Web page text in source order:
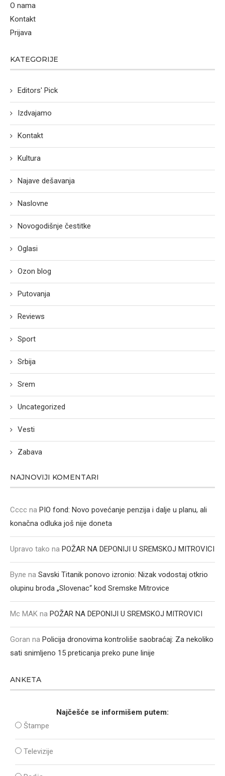
O nama
Kontakt
Prijava
KATEGORIJE
Editors' Pick
Izdvajamo
Kontakt
Kultura
Najave dešavanja
Naslovne
Novogodišnje čestitke
Oglasi
Ozon blog
Putovanja
Reviews
Sport
Srbija
Srem
Uncategorized
Vesti
Zabava
NAJNOVIJI KOMENTARI
Cccc na PIO fond: Novo povećanje penzija i dalje u planu, ali
konačna odluka još nije doneta
Upravo tako na POŽAR NA DEPONIJI U SREMSKOJ MITROVICI
Вуле na Savski Titanik ponovo izronio: Nizak vodostaj otkrio
olupinu broda „Slovenac“ kod Sremske Mitrovice
Mc MAK na POŽAR NA DEPONIJI U SREMSKOJ MITROVICI
Goran na Policija dronovima kontroliše saobraćaj: Za nekoliko
sati snimljeno 15 preticanja preko pune linije
ANKETA
Najčešće se informišem putem:
Štampe
Televizije